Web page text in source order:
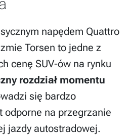
napędem Quattro
Torsen to jedne z
cenę SUV-ów na rynku
rozdział momentu
się bardzo
odporne na przegrzanie
jazdy autostradowej.